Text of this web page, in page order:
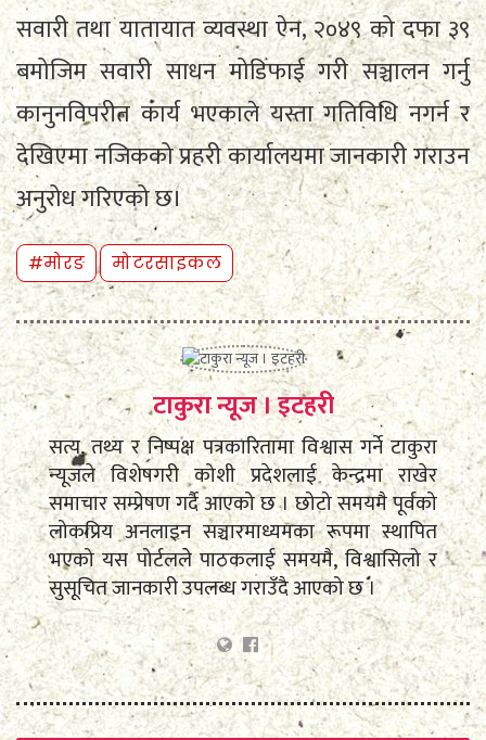
सवारी तथा यातायात व्यवस्था ऐन, २०४९ को दफा ३९
बमोजिम सवारी साधन मोडिफाई गरी सञ्चालन गर्नु
कानुनविपरीत कार्य भएकाले यस्ता गतिविधि नगर्न र
देखिएमा नजिकको प्रहरी कार्यालयमा जानकारी गराउन
अनुरोध गरिएको छ।
#मोरङ मोटरसाइकल
टाकुरा न्यूज । इटहरी
सत्य, तथ्य र निष्पक्ष पत्रकारितामा विश्वास गर्ने टाकुरा
न्यूजले विशेषगरी कोशी प्रदेशलाई केन्द्रमा राखेर
समाचार सम्प्रेषण गर्दै आएको छ । छोटो समयमै पूर्वको
लोकप्रिय अनलाइन सञ्चारमाध्यमका रूपमा स्थापित
भएको यस पोर्टलले पाठकलाई समयमै, विश्वासिलो र
सुसूचित जानकारी उपलब्ध गराउँदै आएको छ ।